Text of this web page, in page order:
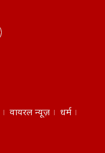
वायरल न्यूज़
धर्म